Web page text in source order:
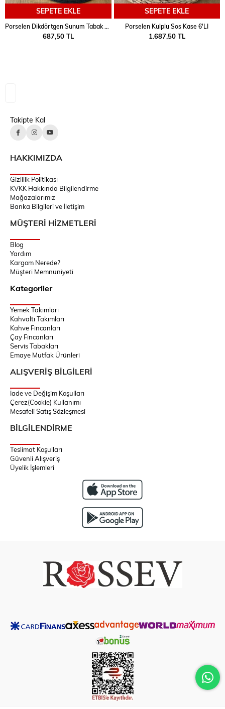
SEPETE EKLE
687,50 TL
SEPETE EKLE
Porselen Kulplu Sos Kase 6'LI
1.687,50 TL
Takipte Kal
HAKKIMIZDA
Gizlilik Politikası
KVKK Hakkında Bilgilendirme
Mağazalarımız
Banka Bilgileri ve İletişim
MÜŞTERİ HİZMETLERİ
Blog
Yardım
Kargom Nerede?
Müşteri Memnuniyeti
Kategoriler
Yemek Takımları
Kahvaltı Takımları
Kahve Fincanları
Çay Fincanları
Servis Tabakları
Emaye Mutfak Ürünleri
ALIŞVERİŞ BİLGİLERİ
İade ve Değişim Koşulları
Çerez(Cookie) Kullanımı
Mesafeli Satış Sözleşmesi
BİLGİLENDİRME
Teslimat Koşulları
Güvenli Alışveriş
Üyelik İşlemleri